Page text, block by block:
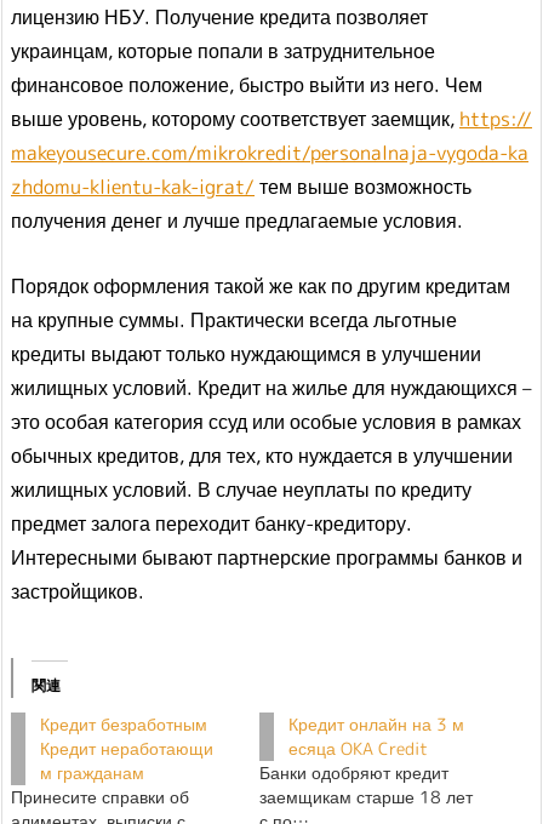
лицензию НБУ. Получение кредита позволяет
украинцам, которые попали в затруднительное
финансовое положение, быстро выйти из него. Чем
выше уровень, которому соответствует заемщик, https://
makeyousecure.com/mikrokredit/personalnaja-vygoda-ka
zhdomu-klientu-kak-igrat/ тем выше возможность
получения денег и лучше предлагаемые условия.
Порядок оформления такой же как по другим кредитам
на крупные суммы. Практически всегда льготные
кредиты выдают только нуждающимся в улучшении
жилищных условий. Кредит на жилье для нуждающихся –
это особая категория ссуд или особые условия в рамках
обычных кредитов, для тех, кто нуждается в улучшении
жилищных условий. В случае неуплаты по кредиту
предмет залога переходит банку-кредитору.
Интересными бывают партнерские программы банков и
застройщиков.
関連
Кредит безработным
Кредит неработающи
м гражданам
Принесите справки об
Кредит онлайн на 3 м
есяца OKA Credit
Банки одобряют кредит
заемщикам старше 18 лет